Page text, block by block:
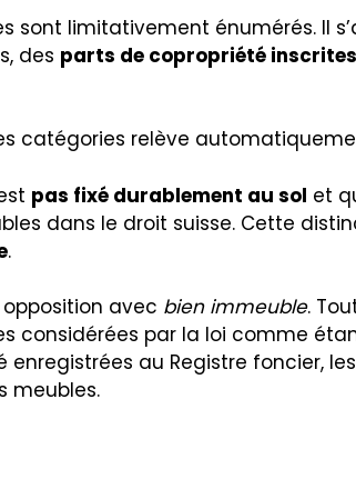
sont limitativement énumérés. Il
des parts de copropriété
catégories relève
pas fixé durablement au sol et
dans le droit suisse. Cette
.
avec bien immeuble.
considérées par la loi comme
enregistrées au Registre foncier,
meubles.